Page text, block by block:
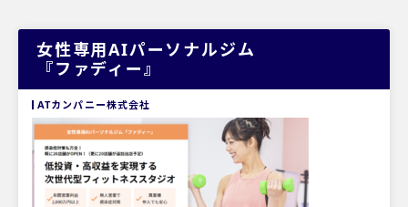
女性専用AIパーソナルジム
『ファディー』
ATカンパニー株式会社